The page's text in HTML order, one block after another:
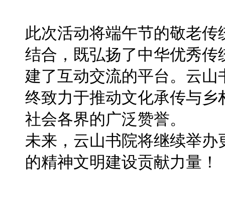
此次活动将端午节的敬老
结合，既弘扬了中华优秀
建了互动交流的平台。云
终致力于推动文化承传与
社会各界的广泛赞誉。
未来，云山书院将继续举
的精神文明建设贡献力量！